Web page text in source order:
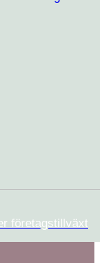
företagstillväxt